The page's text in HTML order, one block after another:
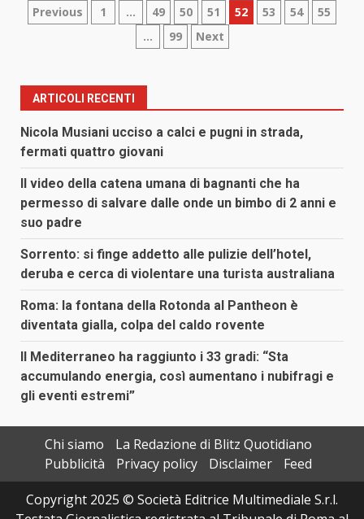
Paginazione
articoli
Previous 1 … 49 50 51 52 53 54
55
…
99 Next
ARTICOLI RECENTI
Nicola Musiani ucciso a calci e pugni in strada,
fermati quattro giovani
Il video della catena umana di bagnanti che ha
permesso di salvare dalle onde un bimbo di 2 anni e
suo padre
Sorrento: si finge addetto alle pulizie dell’hotel,
deruba e cerca di violentare una turista australiana
Roma: la fontana della Rotonda al Pantheon è
diventata gialla, colpa del caldo rovente
Il Mediterraneo ha raggiunto i 33 gradi: “Sta
accumulando energia, così aumentano i nubifragi e
gli eventi estremi”
Chi siamo
La Redazione di Blitz Quotidiano
Pubblicità
Privacy policy Disclaimer
Feed
Copyright 2025 © Società Editrice Multimediale S.r.l.